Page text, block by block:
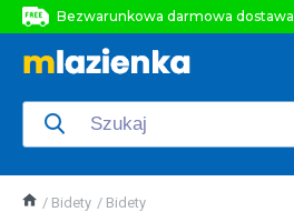
Bezwarunkowa darmowa dostawa
Bezwarunkowa darmowa dostawa
Bidety Bidety